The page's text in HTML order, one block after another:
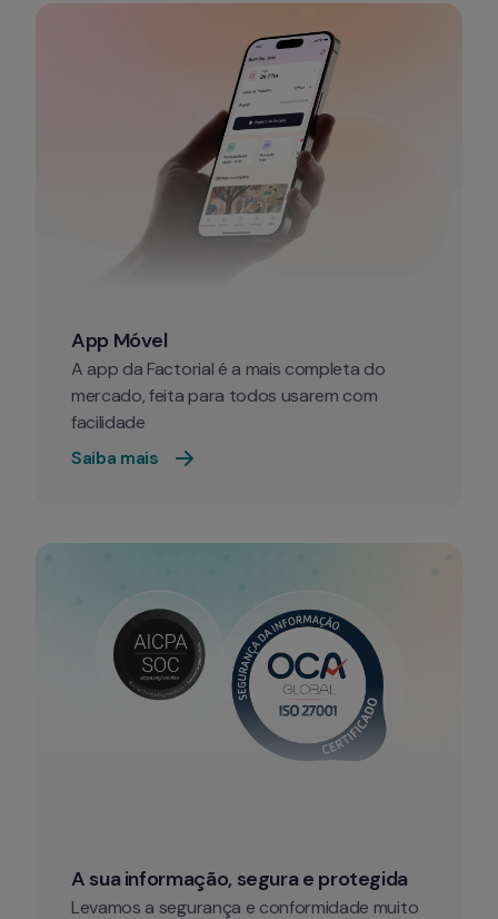
App Móvel
A app da Factorial é a mais completa do
mercado, feita para todos usarem com
facilidade
Saiba mais
A sua informação, segura e protegida
Levamos a segurança e conformidade muito